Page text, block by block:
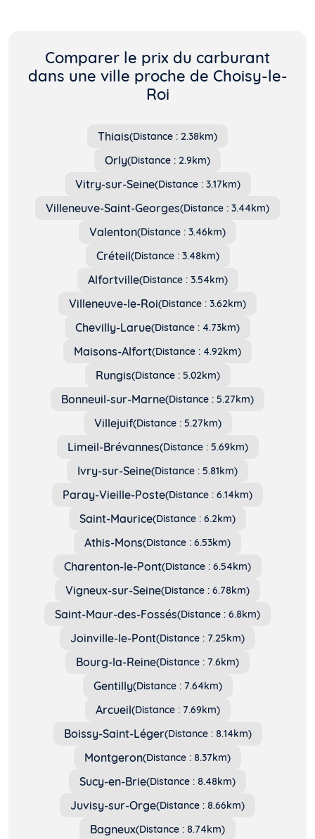
Comparer le prix du carburant
dans une ville proche de Choisy-le-
Roi
Thiais(Distance : 2.38km)
Orly(Distance : 2.9km)
Vitry-sur-Seine(Distance : 3.17km)
Villeneuve-Saint-Georges(Distance : 3.44km)
Valenton(Distance : 3.46km)
Créteil(Distance : 3.48km)
Alfortville(Distance : 3.54km)
Villeneuve-le-Roi(Distance : 3.62km)
Chevilly-Larue(Distance : 4.73km)
Maisons-Alfort(Distance : 4.92km)
Rungis(Distance : 5.02km)
Bonneuil-sur-Marne(Distance : 5.27km)
Villejuif(Distance : 5.27km)
Limeil-Brévannes(Distance : 5.69km)
Ivry-sur-Seine(Distance : 5.81km)
Paray-Vieille-Poste(Distance : 6.14km)
Saint-Maurice(Distance : 6.2km)
Athis-Mons(Distance : 6.53km)
Charenton-le-Pont(Distance : 6.54km)
Vigneux-sur-Seine(Distance : 6.78km)
Saint-Maur-des-Fossés(Distance : 6.8km)
Joinville-le-Pont(Distance : 7.25km)
Bourg-la-Reine(Distance : 7.6km)
Gentilly(Distance : 7.64km)
Arcueil(Distance : 7.69km)
Boissy-Saint-Léger(Distance : 8.14km)
Montgeron(Distance : 8.37km)
Sucy-en-Brie(Distance : 8.48km)
Juvisy-sur-Orge(Distance : 8.66km)
Bagneux(Distance : 8.74km)